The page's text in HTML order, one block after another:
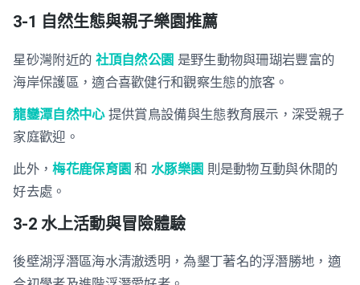
3-1 自然生態與親子樂園推薦
星砂灣附近的 社頂自然公園 是野生動物與珊瑚岩豐富的
海岸保護區，適合喜歡健行和觀察生態的旅客。
龍鑾潭自然中心提供賞鳥設備與生態教育展示，深受親子
家庭歡迎。
此外，梅花鹿保育園 和水豚樂園 則是動物互動與休閒的
好去處。
3-2 水上活動與冒險體驗
後壁湖浮潛區海水清澈透明，為墾丁著名的浮潛勝地，適